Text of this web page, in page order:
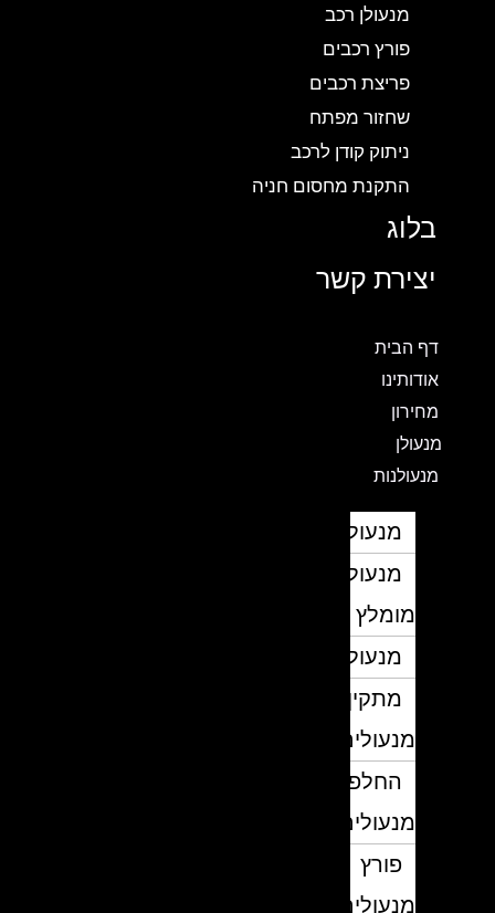
מנעולן רכב
פורץ רכבים
פריצת רכבים
שחזור מפתח
ניתוק קודן לרכב
התקנת מחסום חניה
בלוג
יצירת קשר
דף הבית
אודותינו
מחירון
מנעולן
מנעולנות
מנעולן
מנעולן
מומלץ
מנעולנים
מתקין
מנעולים
החלפת
מנעולים
פורץ
מנעולים